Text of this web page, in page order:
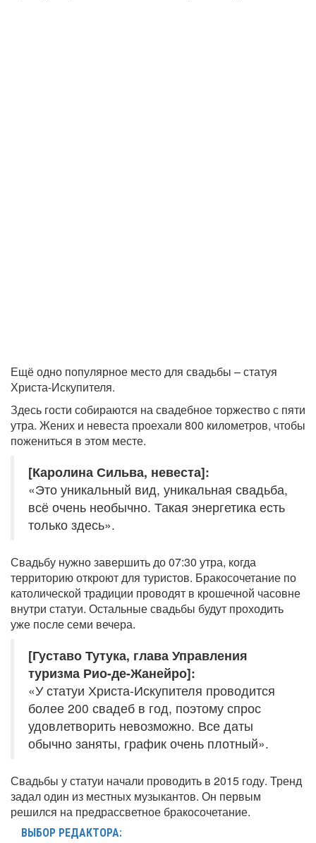
Ещё одно популярное место для свадьбы – статуя
Христа-Искупителя.
Здесь гости собираются на свадебное торжество с пяти
утра. Жених и невеста проехали 800 километров, чтобы
пожениться в этом месте.
[Каролина Сильва, невеста]:
«Это уникальный вид, уникальная свадьба,
всё очень необычно. Такая энергетика есть
только здесь».
Свадьбу нужно завершить до 07:30 утра, когда
территорию откроют для туристов. Бракосочетание по
католической традиции проводят в крошечной часовне
внутри статуи. Остальные свадьбы будут проходить
уже после семи вечера.
[Густаво Тутука, глава Управления
туризма Рио-де-Жанейро]:
«У статуи Христа-Искупителя проводится
более 200 свадеб в год, поэтому спрос
удовлетворить невозможно. Все даты
обычно заняты, график очень плотный».
Свадьбы у статуи начали проводить в 2015 году. Тренд
задал один из местных музыкантов. Он первым
решился на предрассветное бракосочетание.
ВЫБОР РЕДАКТОРА: